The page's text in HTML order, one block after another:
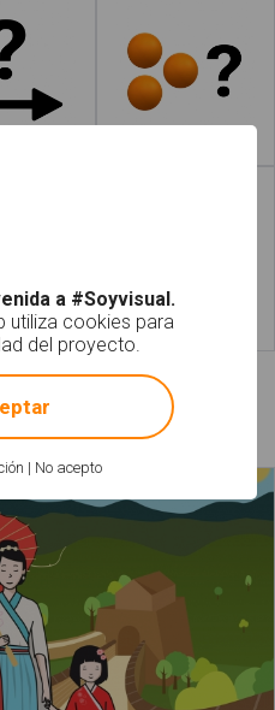
Leer más
a #Soyvisual.
utiliza cookies para
del proyecto.
| No acepto
valid!